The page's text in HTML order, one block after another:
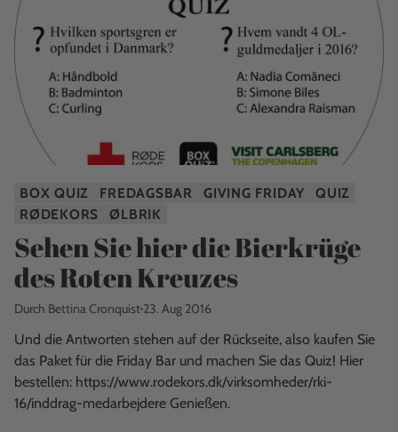
BOX QUIZ FREDAGSBAR GIVING FRIDAY
QUIZ
RØDEKORS
ØLBRIK
Sehen Sie hier die Bierkrüge
des Roten Kreuzes
Durch Bettina Cronquist 23. Aug 2016
Und die Antworten stehen auf der Rückseite, also kaufen Sie
das Paket für die Friday Bar und machen Sie das Quiz! Hier
bestellen: https://www.rodekors.dk/virksomheder/rki-
16/inddrag-medarbejdere Genießen.